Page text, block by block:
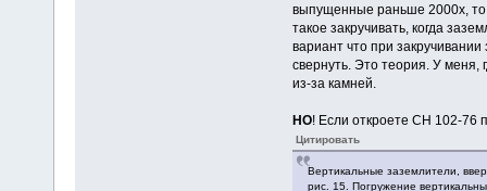
выпущенные раньше 2000х, то
такое закручивать, когда
вариант что при
свернуть. Это теория. У меня,
из-за камней.
НО! Если откроете СН 102-76
Цитировать
Вертикальные заземлители,
рис. 15. Погружение